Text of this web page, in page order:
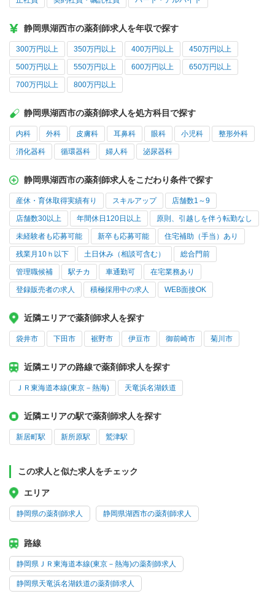
静岡県湖西市の薬剤師求人を年収で探す
300万円以上 350万円以上 400万円以上 450万円以上
500万円以上 550万円以上 600万円以上 650万円以上
700万円以上 800万円以上
静岡県湖西市の薬剤師求人を処方科目で探す
内科 外科 皮膚科 耳鼻科 眼科 小児科 整形外科
消化器科 循環器科 婦人科 泌尿器科
静岡県湖西市の薬剤師求人をこだわり条件で探す
産休・育休取得実績有り スキルアップ 店舗数1～9
店舗数30以上 年間休日120日以上 原則、引越しを伴う転勤なし
未経験者も応募可能 新卒も応募可能 住宅補助（手当）あり
残業月10ｈ以下 土日休み（相談可含む） 総合門前
管理職候補 駅チカ 車通勤可 在宅業務あり
登録販売者の求人 積極採用中の求人 WEB面接OK
近隣エリアで薬剤師求人を探す
袋井市 下田市 裾野市 伊豆市 御前崎市 菊川市
近隣エリアの路線で薬剤師求人を探す
ＪＲ東海道本線(東京－熱海) 天竜浜名湖鉄道
近隣エリアの駅で薬剤師求人を探す
新居町駅 新所原駅 鷲津駅
この求人と似た求人をチェック
エリア
静岡県の薬剤師求人 静岡県湖西市の薬剤師求人
路線
静岡県ＪＲ東海道本線(東京－熱海)の薬剤師求人
静岡県天竜浜名湖鉄道の薬剤師求人